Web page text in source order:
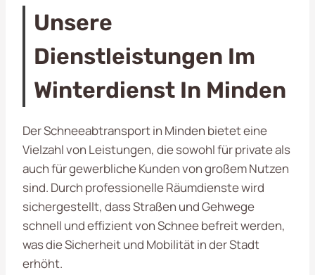
Unsere
Dienstleistungen Im
Winterdienst In Minden
Der Schneeabtransport in Minden bietet eine
Vielzahl von Leistungen, die sowohl für private als
auch für gewerbliche Kunden von großem Nutzen
sind. Durch professionelle Räumdienste wird
sichergestellt, dass Straßen und Gehwege
schnell und effizient von Schnee befreit werden,
was die Sicherheit und Mobilität in der Stadt
erhöht.